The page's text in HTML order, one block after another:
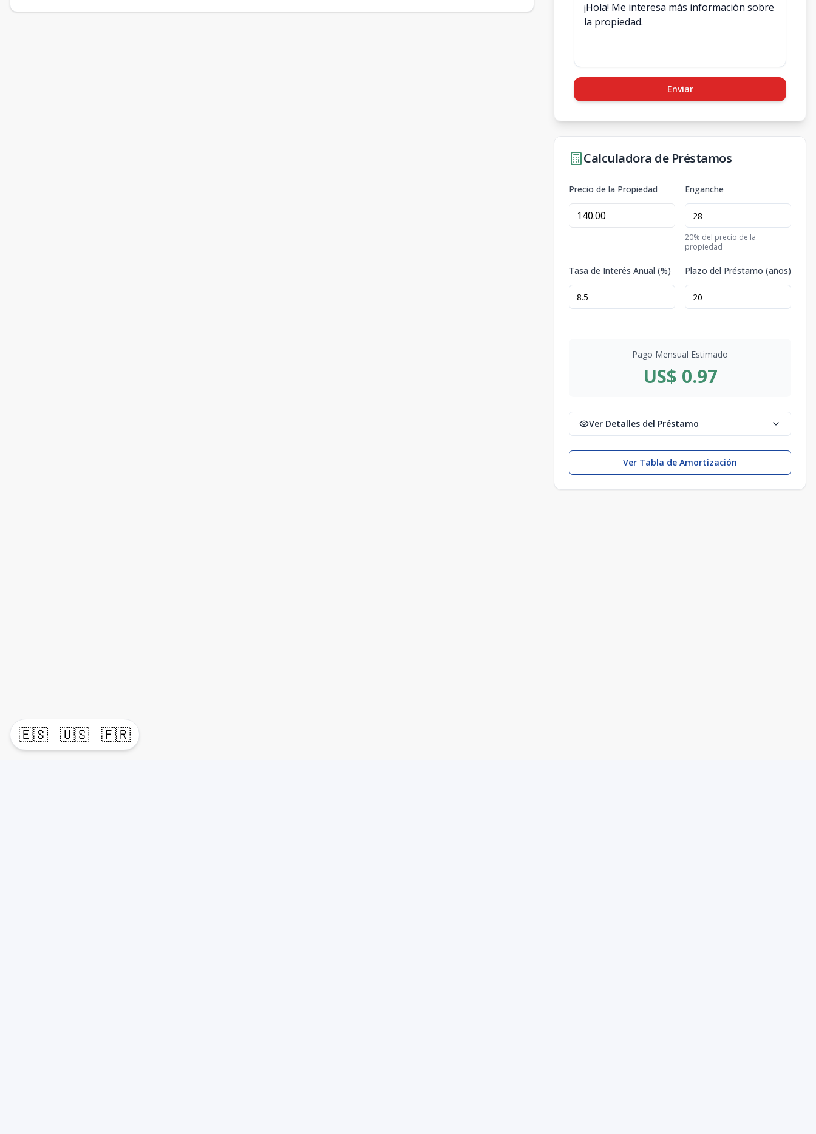
🇪🇸 🇺🇸 🇫🇷
Enviar
Calculadora de Préstamos
Precio de la Propiedad Enganche
20% del precio de la
propiedad
Tasa de Interés Anual (%) Plazo del Préstamo (años)
Pago Mensual Estimado
US$ 0.97
Ver Detalles del Préstamo
Ver Tabla de Amortización